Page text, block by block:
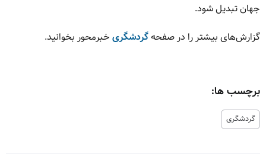
جهان تبدیل شود.
گزارش‌های بیشتر را در صفحهگردشگری خبرمحور بخوانید.
برچسب ها:
گردشگری